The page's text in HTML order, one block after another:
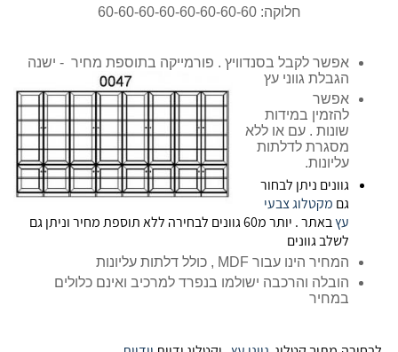
חלוקה: 60-60-60-60-60-60-60-60
אפשר לקבל בסנדוויץ . פורמייקה בתוספת מחיר - ישנה
הגבלת גווני עץ
אפשר
להזמין במידות
שונות . עם או ללא
מסגרת לדלתות
עליונות.
גוונים ניתן לבחור
גם מקטלוג צבעי
עץ
באתר . יותר מ60 גוונים לבחירה ללא תוספת מחיר וניתן גם
לשלב גוונים
המחיר הינו עבור MDF , כולל דלתות עליונות
הובלה והרכבה ישולמו בנפרד למרכיב ואינם כלולים
במחיר